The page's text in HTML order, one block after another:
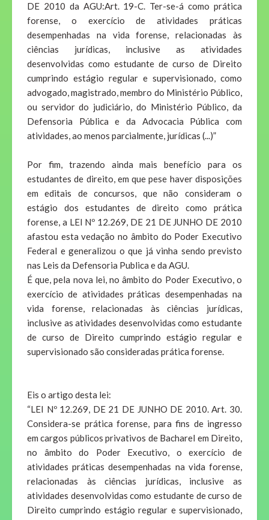
DE 2010 da AGU:Art. 19-C. Ter-se-á como prática
forense, o exercício de atividades práticas
desempenhadas na vida forense, relacionadas às
ciências jurídicas, inclusive as atividades
desenvolvidas como estudante de curso de Direito
cumprindo estágio regular e supervisionado, como
advogado, magistrado, membro do Ministério Público,
ou servidor do judiciário, do Ministério Público, da
Defensoria Pública e da Advocacia Pública com
atividades, ao menos parcialmente, jurídicas (...)”
Por fim, trazendo ainda mais benefício para os
estudantes de direito, em que pese haver disposições
em editais de concursos, que não consideram o
estágio dos estudantes de direito como prática
forense, a LEI Nº 12.269, DE 21 DE JUNHO DE 2010
afastou esta vedação no âmbito do Poder Executivo
Federal e generalizou o que já vinha sendo previsto
nas Leis da Defensoria Publica e da AGU.
É que, pela nova lei, no âmbito do Poder Executivo, o
exercício de atividades práticas desempenhadas na
vida forense, relacionadas às ciências jurídicas,
inclusive as atividades desenvolvidas como estudante
de curso de Direito cumprindo estágio regular e
supervisionado são consideradas prática forense.
Eis o artigo desta lei:
“LEI Nº 12.269, DE 21 DE JUNHO DE 2010. Art. 30.
Considera-se prática forense, para fins de ingresso
em cargos públicos privativos de Bacharel em Direito,
no âmbito do Poder Executivo, o exercício de
atividades práticas desempenhadas na vida forense,
relacionadas às ciências jurídicas, inclusive as
atividades desenvolvidas como estudante de curso de
Direito cumprindo estágio regular e supervisionado,